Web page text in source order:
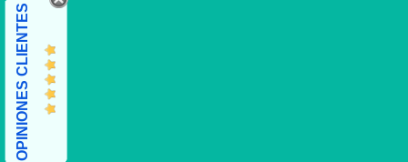
OPINIONES CLIENTES